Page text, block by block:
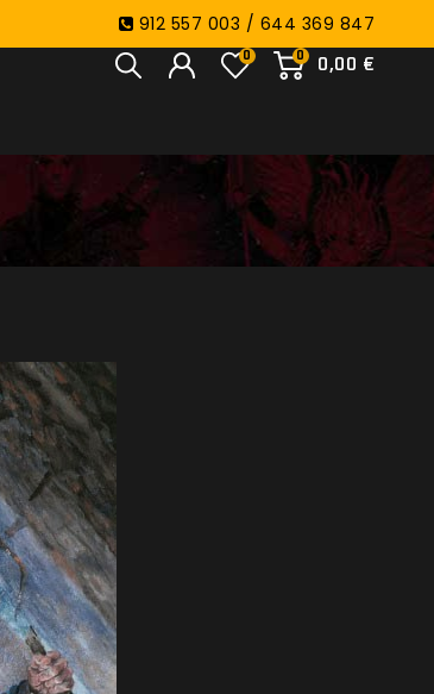
912 557 003 / 644 369 847
0
0,00 €
0